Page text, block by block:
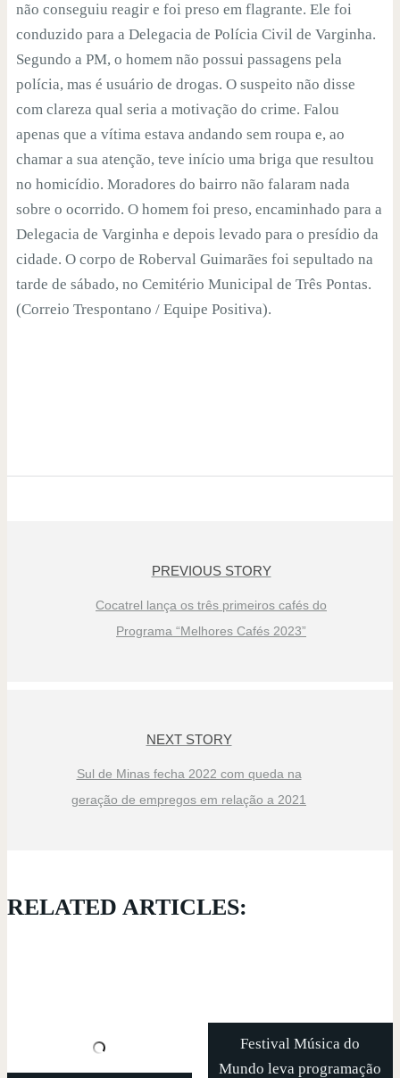
não conseguiu reagir e foi preso em flagrante. Ele foi
conduzido para a Delegacia de Polícia Civil de Varginha.
Segundo a PM, o homem não possui passagens pela
polícia, mas é usuário de drogas. O suspeito não disse
com clareza qual seria a motivação do crime. Falou
apenas que a vítima estava andando sem roupa e, ao
chamar a sua atenção, teve início uma briga que resultou
no homicídio. Moradores do bairro não falaram nada
sobre o ocorrido. O homem foi preso, encaminhado para a
Delegacia de Varginha e depois levado para o presídio da
cidade. O corpo de Roberval Guimarães foi sepultado na
tarde de sábado, no Cemitério Municipal de Três Pontas.
(Correio Trespontano / Equipe Positiva).
PREVIOUS STORY
Cocatrel lança os três primeiros cafés do
Programa “Melhores Cafés 2023”
NEXT STORY
Sul de Minas fecha 2022 com queda na
geração de empregos em relação a 2021
RELATED ARTICLES:
Festival Música do
Mundo leva programação